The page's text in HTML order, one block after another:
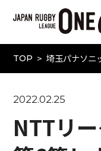
TOP 埼玉パナソニ
2022.02.25
NTTリ